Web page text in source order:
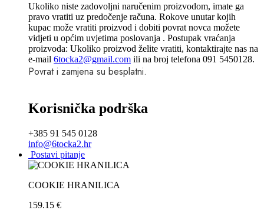
Ukoliko niste zadovoljni naručenim proizvodom, imate ga
pravo vratiti uz predočenje računa. Rokove unutar kojih
kupac može vratiti proizvod i dobiti povrat novca možete
vidjeti u općim uvjetima poslovanja . Postupak vraćanja
proizvoda: Ukoliko proizvod želite vratiti, kontaktirajte nas na
e-mail 6tocka2@gmail.com ili na broj telefona 091 5450128.
Povrat i zamjena su besplatni.
Korisnička podrška
+385 91 545 0128
info@6tocka2.hr
Postavi pitanje
COOKIE HRANILICA
159.15 €